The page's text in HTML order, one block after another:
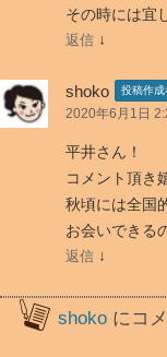
その時には宜
返信 ↓
shoko 投稿作成
2020年6月1日
平井さん！
コメント頂き
秋頃には全国
お会いできる
返信 ↓
shokoにコ